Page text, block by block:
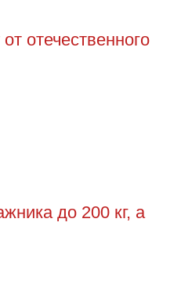
отечественного
до 200 кг, а